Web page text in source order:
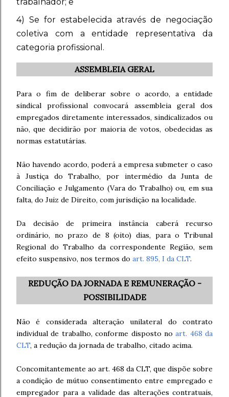
4) Se for estabelecida através de negociação
coletiva com a entidade representativa da
categoria profissional.
ASSEMBLEIA GERAL
Para o fim de deliberar sobre o acordo, a entidade
sindical profissional convocará assembleia geral dos
empregados diretamente interessados, sindicalizados ou
não, que decidirão por maioria de votos, obedecidas as
normas estatutárias.
Não havendo acordo, poderá a empresa submeter o caso
à Justiça do Trabalho, por intermédio da Junta de
Conciliação e Julgamento (Vara do Trabalho) ou, em sua
falta, do Juiz de Direito, com jurisdição na localidade.
Da decisão de primeira instância caberá recurso
ordinário, no prazo de 8 (oito) dias, para o Tribunal
Regional do Trabalho da correspondente Região, sem
efeito suspensivo, nos termos do art. 895, I da CLT.
REDUÇÃO DA JORNADA E REMUNERAÇÃO -
POSSIBILIDADE
Não é considerada alteração unilateral do contrato
individual de trabalho, conforme disposto noart. 468 da
CLT, a redução da jornada de trabalho, citado acima.
Concomitantemente ao art. 468 da CLT, que dispõe sobre
a condição de mútuo consentimento entre empregado e
empregador para a validade das alterações contratuais,